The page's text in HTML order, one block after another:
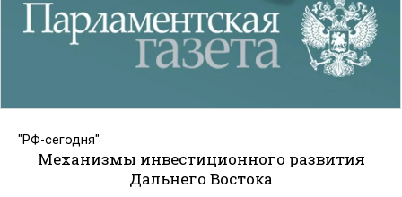
"РФ-сегодня"
Механизмы инвестиционного развития
Дальнего Востока